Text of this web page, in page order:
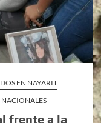
EN NAYARIT
NACIONALES
frente a la